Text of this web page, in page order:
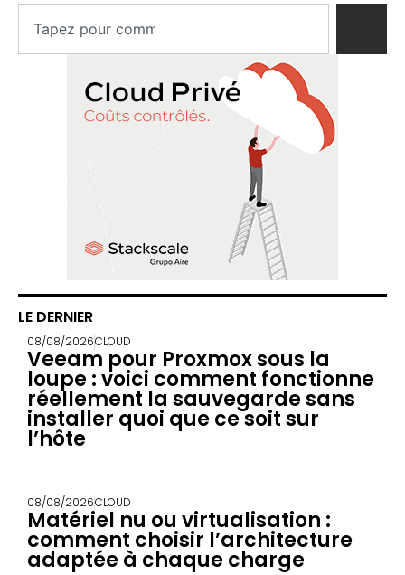
LE DERNIER
08/08/2026CLOUD
Veeam pour Proxmox sous la
loupe : voici comment fonctionne
réellement la sauvegarde sans
installer quoi que ce soit sur
l’hôte
08/08/2026CLOUD
Matériel nu ou virtualisation :
comment choisir l’architecture
adaptée à chaque charge